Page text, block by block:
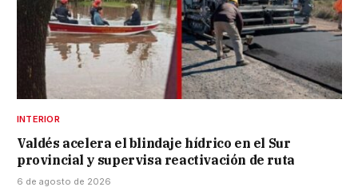
INTERIOR
Valdés acelera el blindaje hídrico en el Sur
provincial y supervisa reactivación de ruta
6 de agosto de 2026